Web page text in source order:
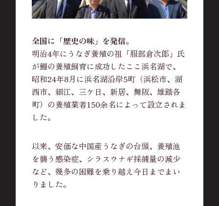
全国に「歴史の味」を発信。
明治4年にうなぎ養殖の祖「服部倉次郎」氏
が鰻の養殖飼育に成功したここ浜名湖で、
昭和24年8月に浜名湖沿岸5町（浜松市、湖
西市、細江、三ケ日、新居、舞阪、雄踏各
町）の養殖業者150余名によって設立されま
した。
以来、安価な中国産うなぎの台頭、養殖池
を襲う感染症、シラスウナギ採捕量の減少
など、幾多の困難を乗り越え今日までまい
りました。